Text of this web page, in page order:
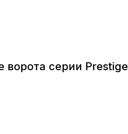
ворота серии Prestige